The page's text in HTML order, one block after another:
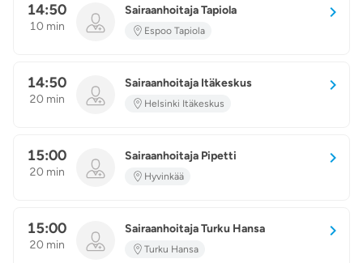
14:50
10 min
Sairaanhoitaja Tapiola
Espoo Tapiola
14:50
20 min
Sairaanhoitaja Itäkeskus
Helsinki Itäkeskus
15:00
20 min
Sairaanhoitaja Pipetti
Hyvinkää
15:00
20 min
Sairaanhoitaja Turku Hansa
Turku Hansa